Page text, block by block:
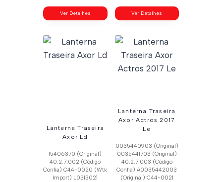
Ver Detalhes Ver Detalhes
Lanterna Traseira
Axor Ld
15406370 (Original)
40.2.7.002 (Código
Confia) C44-0020 (Wtk
Import) L0313021
Lanterna Traseira
Axor Actros 2017
Le
0035440903 (Original)
0035441703 (Original)
40.2.7.003 (Código
Confia) A0035442003
(Original) C44-0021